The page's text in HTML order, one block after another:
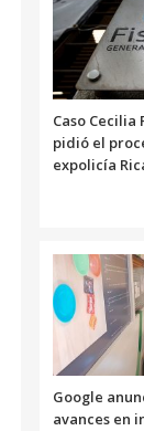
Caso Cecilia
pidió el
expolicía
Google
avances en